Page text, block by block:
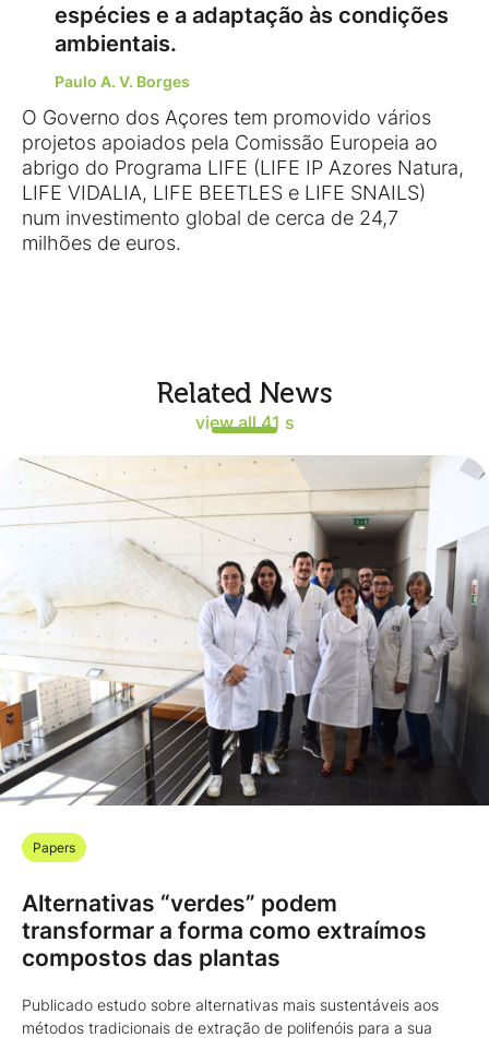
espécies e a adaptação às condições
ambientais.
Paulo A. V. Borges
O Governo dos Açores tem promovido vários
projetos apoiados pela Comissão Europeia ao
abrigo do Programa LIFE (LIFE IP Azores Natura,
LIFE VIDALIA, LIFE BEETLES e LIFE SNAILS)
num investimento global de cerca de 24,7
milhões de euros.
Related News
view all 41 s
Papers
Alternativas “verdes” podem
transformar a forma como extraímos
compostos das plantas
Publicado estudo sobre alternativas mais sustentáveis aos
métodos tradicionais de extração de polifenóis para a sua